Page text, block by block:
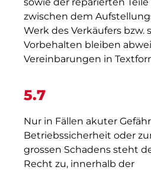
zwischen dem
Werk des Verkäufers bzw.
Vorbehalten bleiben
Vereinbarungen in
5.7
Nur in Fällen akuter
Betriebssicherheit oder
grossen Schadens steht
Recht zu, innerhalb der